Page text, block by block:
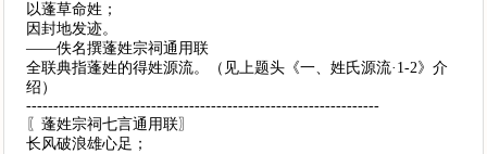
以蓬草命姓；
因封地发迹。
——佚名撰蓬姓宗祠通用联
全联典指蓬姓的得姓源流。（见上题头《一、姓氏源流·1-2》介
绍）
-----------------------------------------------------------------
〖蓬姓宗祠七言通用联〗
长风破浪雄心足；